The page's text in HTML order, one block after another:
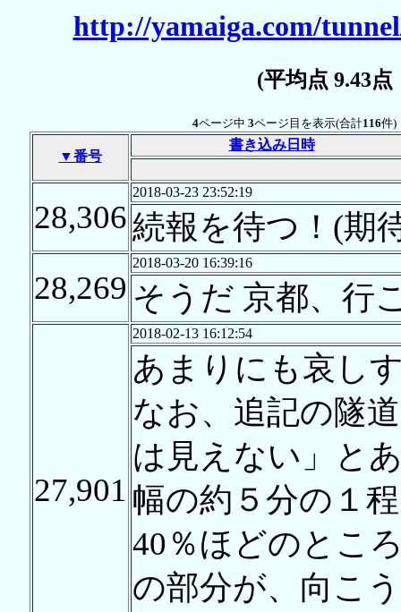
http://yamaiga.com/
(平均点 9.43
4ページ中 3ページ目を表示(合計116件)
▼番号
書き込み日時
28,306
2018-03-23 23:52:19
続報を待つ！(期
28,269
2018-03-20 16:39:16
そうだ 京都、行
27,901
2018-02-13 16:12:54
あまりにも哀し
なお、追記の隧
は見えない」と
幅の約５分の１
40％ほどのとこ
の部分が、向こ